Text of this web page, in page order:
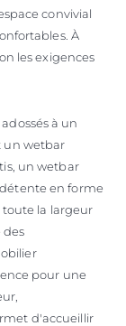
convivial
À
les exigences
à un
un wetbar
un wetbar
en forme
la largeur
des
pour une
d'accueillir